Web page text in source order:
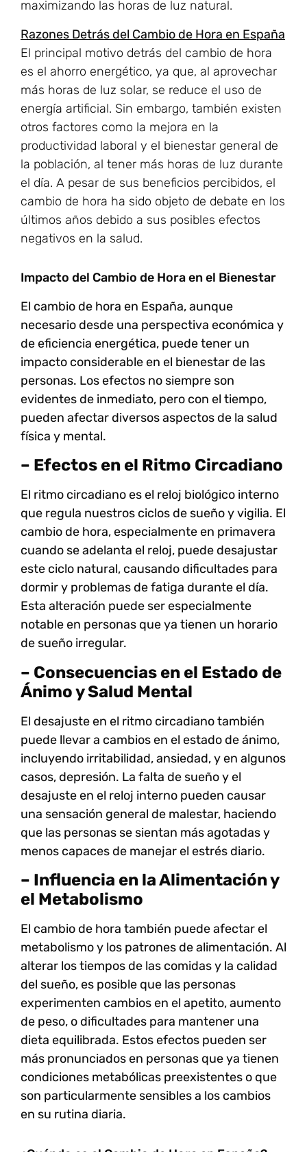
maximizando las horas de luz natural.
Razones Detrás del Cambio de Hora en España
El principal motivo detrás del cambio de hora
es el ahorro energético, ya que, al aprovechar
más horas de luz solar, se reduce el uso de
energía artificial. Sin embargo, también existen
otros factores como la mejora en la
productividad laboral y el bienestar general de
la población, al tener más horas de luz durante
el día. A pesar de sus beneficios percibidos, el
cambio de hora ha sido objeto de debate en los
últimos años debido a sus posibles efectos
negativos en la salud.
Impacto del Cambio de Hora en el Bienestar
El cambio de hora en España, aunque
necesario desde una perspectiva económica y
de eficiencia energética, puede tener un
impacto considerable en el bienestar de las
personas. Los efectos no siempre son
evidentes de inmediato, pero con el tiempo,
pueden afectar diversos aspectos de la salud
física y mental.
– Efectos en el Ritmo Circadiano
El ritmo circadiano es el reloj biológico interno
que regula nuestros ciclos de sueño y vigilia. El
cambio de hora, especialmente en primavera
cuando se adelanta el reloj, puede desajustar
este ciclo natural, causando dificultades para
dormir y problemas de fatiga durante el día.
Esta alteración puede ser especialmente
notable en personas que ya tienen un horario
de sueño irregular.
– Consecuencias en el Estado de
Ánimo y Salud Mental
El desajuste en el ritmo circadiano también
puede llevar a cambios en el estado de ánimo,
incluyendo irritabilidad, ansiedad, y en algunos
casos, depresión. La falta de sueño y el
desajuste en el reloj interno pueden causar
una sensación general de malestar, haciendo
que las personas se sientan más agotadas y
menos capaces de manejar el estrés diario.
– Influencia en la Alimentación y
el Metabolismo
El cambio de hora también puede afectar el
metabolismo y los patrones de alimentación. Al
alterar los tiempos de las comidas y la calidad
del sueño, es posible que las personas
experimenten cambios en el apetito, aumento
de peso, o dificultades para mantener una
dieta equilibrada. Estos efectos pueden ser
más pronunciados en personas que ya tienen
condiciones metabólicas preexistentes o que
son particularmente sensibles a los cambios
en su rutina diaria.